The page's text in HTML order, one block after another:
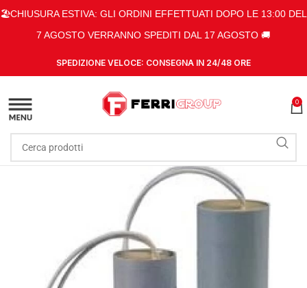
🏖️CHIUSURA ESTIVA: GLI ORDINI EFFETTUATI DOPO LE 13:00 DEL
7 AGOSTO VERRANNO SPEDITI DAL 17 AGOSTO 🚚
SPEDIZIONE VELOCE: CONSEGNA IN 24/48 ORE
0